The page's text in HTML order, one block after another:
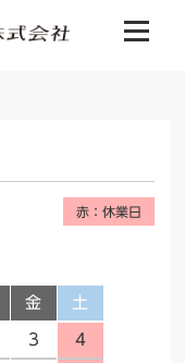
赤：休業日
金 土
3 4